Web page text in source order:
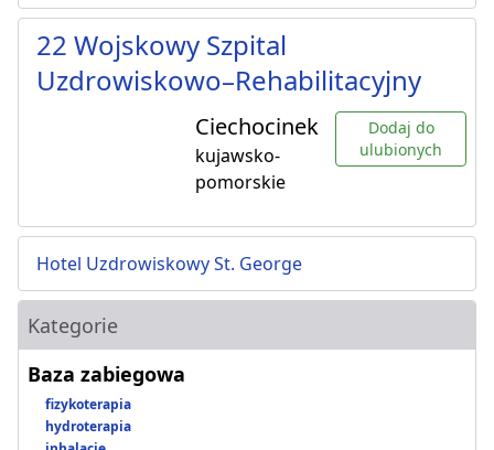
22 Wojskowy Szpital
Uzdrowiskowo–Rehabilitacyjny
Ciechocinek
kujawsko-
pomorskie
Dodaj do
ulubionych
Hotel Uzdrowiskowy St. George
Kategorie
Baza zabiegowa
fizykoterapia
hydroterapia